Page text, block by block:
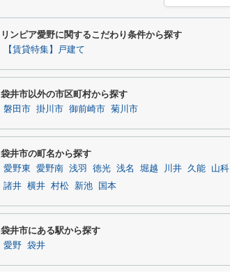
リンピア愛野に関するこだわり条件から探す
【賃貸特集】戸建て
袋井市以外の市区町村から探す
磐田市 掛川市 御前崎市 菊川市
袋井市の町名から探す
愛野東 愛野南 浅羽 徳光 浅名 堀越 川井 久能 山科
諸井 横井 村松 新池 国本
袋井市にある駅から探す
愛野 袋井